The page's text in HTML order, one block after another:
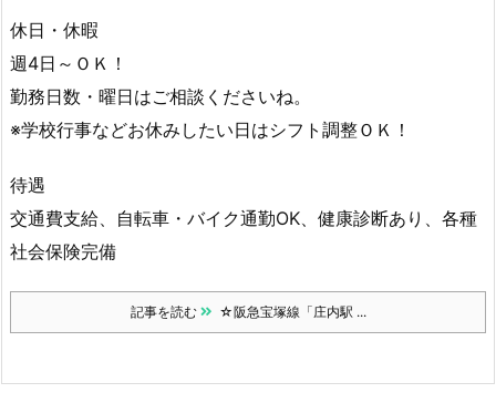
休日・休暇
週4日～ＯＫ！
勤務日数・曜日はご相談くださいね。
※学校行事などお休みしたい日はシフト調整ＯＫ！
待遇
交通費支給、自転車・バイク通勤OK、健康診断あり、各種
社会保険完備
記事を読む ☆阪急宝塚線「庄内駅 ...